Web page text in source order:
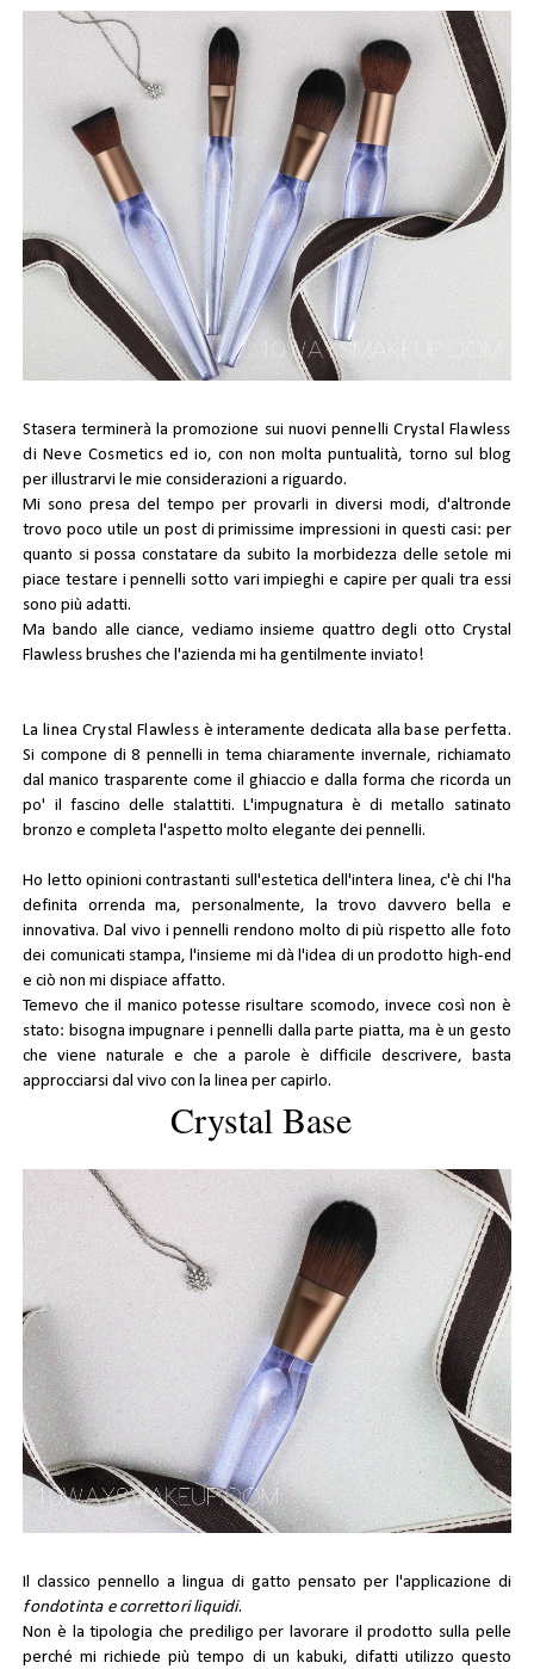
Stasera terminerà la promozione sui nuovi pennelli Crystal Flawless
di Neve Cosmeticsed io, con non molta puntualità, torno sul blog
per illustrarvi le mie considerazioni a riguardo.
Mi sono presa del tempo per provarli in diversi modi, d'altronde
trovo poco utile un post di primissime impressioni in questi casi: per
quanto si possa constatare da subito la morbidezza delle setole mi
piace testare i pennelli sotto vari impieghi e capire per quali tra essi
sono più adatti.
Ma bando alle ciance, vediamo insieme quattro degli otto Crystal
Flawless brushes che l'azienda mi ha gentilmente inviato!
Lalinea Crystal Flawlessè interamente dedicata allabase perfetta.
Si compone di 8 pennelli in tema chiaramente invernale, richiamato
dal manico trasparente come il ghiaccio e dalla forma che ricorda un
po' il fascino delle stalattiti. L'impugnatura è di metallo satinato
bronzo e completa l'aspetto molto elegante dei pennelli.
Ho letto opinioni contrastanti sull'estetica dell'intera linea, c'è chi l'ha
definita orrenda ma, personalmente, la trovo davvero bella e
innovativa. Dal vivo i pennelli rendono molto di più rispetto alle foto
dei comunicati stampa, l'insieme mi dà l'idea di un prodotto high-end
e ciò non mi dispiace affatto.
Temevo che il manico potesse risultare scomodo, invece così non è
stato: bisogna impugnare i pennelli dalla parte piatta, ma è un gesto
che viene naturale e che a parole è difficile descrivere, basta
approcciarsi dal vivo con la linea per capirlo.
Crystal Base
Il classico pennello a lingua di gatto pensato per l'applicazione di
fondotinta e correttori liquidi.
Non è la tipologia che prediligo per lavorare il prodotto sulla pelle
perché mi richiede più tempo di un kabuki, difatti utilizzo questo